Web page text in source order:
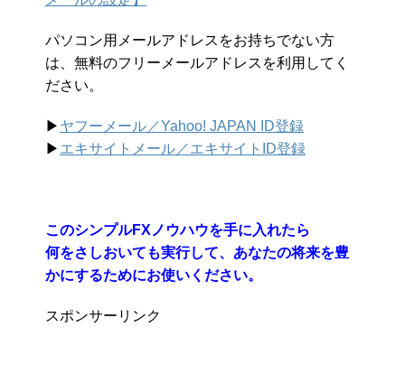
パソコン用メールアドレスをお持ちでない方
は、無料のフリーメールアドレスを利用してく
ださい。
▶︎ ヤフーメール／Yahoo! JAPAN ID登録
▶︎ エキサイトメール／エキサイトID登録
このシンプルFXノウハウを手に入れたら
何をさしおいても実行して、あなたの将来を豊
かにするためにお使いください。
スポンサーリンク